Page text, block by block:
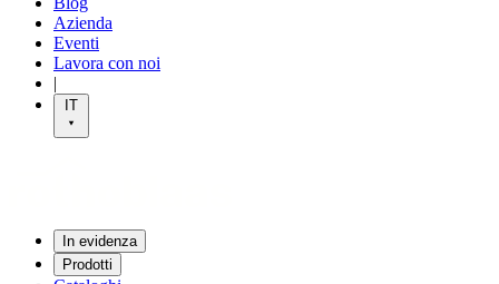
Azienda
Eventi
Lavora con noi
|
IT
In evidenza
Prodotti